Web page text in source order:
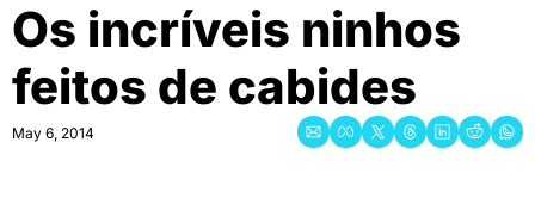
Os incríveis ninhos
feitos de cabides
May 6, 2014